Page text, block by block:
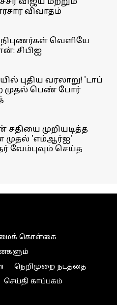
விஜய் மற்றும்
விவாதம்
வெளியே
சிபிஐ
புதிய வரலாறு! 'டாப்
முதல் பெண் போர்
சதியை முறியடித்த
முதல் 'எம்ஆர்ஐ'
வேம்புவும் செய்த
கொள்கை
நெறிமுறை நடத்தை
செய்தி காப்பகம்